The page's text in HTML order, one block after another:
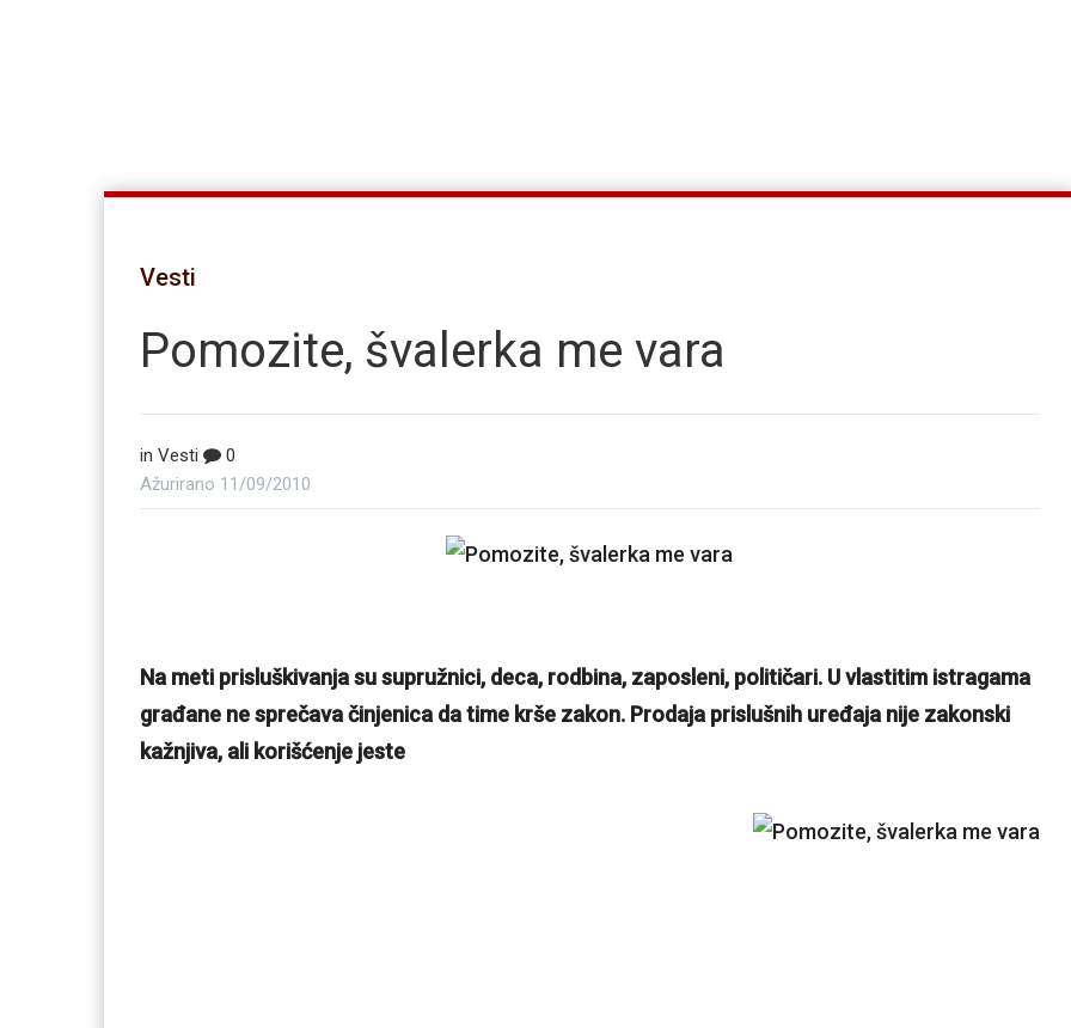
Vesti
Pomozite, švalerka me vara
in Vesti
0
Ažurirano 11/09/2010
Na meti prisluškivanja su supružnici, deca, rodbina, zaposleni, političari. U vlastitim istragama
građane ne sprečava činjenica da time krše zakon. Prodaja prislušnih uređaja nije zakonski
kažnjiva, ali korišćenje jeste